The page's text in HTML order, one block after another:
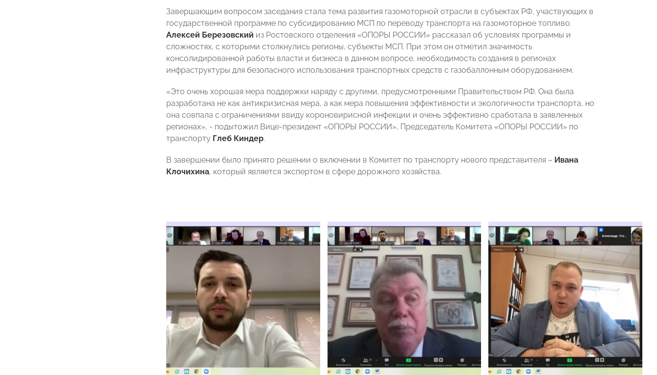
Завершающим вопросом заседания стала тема развития газомоторной отрасли в субъектах РФ, участвующих в
государственной программе по субсидированию МСП по переводу транспорта на газомоторное топливо.
Алексей Березовский из Ростовского отделения «ОПОРЫ РОССИИ» рассказал об условиях программы и
сложностях, с которыми столкнулись регионы, субъекты МСП. При этом он отметил значимость
консолидированной работы власти и бизнеса в данном вопросе, необходимость создания в регионах
инфраструктуры для безопасного использования транспортных средств с газобаллонным оборудованием.
«Это очень хорошая мера поддержки наряду с другими, предусмотренными Правительством РФ. Она была
разработана не как антикризисная мера, а как мера повышения эффективности и экологичности транспорта, но
она совпала с ограничениями ввиду короновирисной инфекции и очень эффективно сработала в заявленных
регионах», - подытожил Вице-президент «ОПОРЫ РОССИИ», Председатель Комитета «ОПОРЫ РОССИИ» по
транспорту Глеб Киндер.
В завершении было принято решении о включении в Комитет по транспорту нового представителя – Ивана
Клочихина, который является экспертом в сфере дорожного хозяйства.